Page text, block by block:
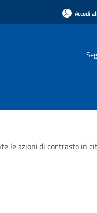
Accedi
le azioni di contrasto in